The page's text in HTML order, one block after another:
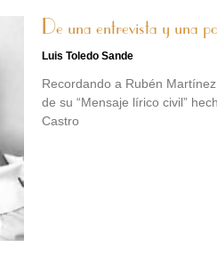
De una entrevista y una
Luis Toledo Sande
Recordando a Rubén
de su “Mensaje lírico civil”
Castro